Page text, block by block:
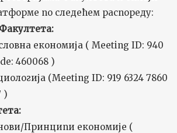
по следећем распореду:
економија ( Meeting ID: 940
460068 )
(Meeting ID: 919 6324 7860
)
Принципи економије (